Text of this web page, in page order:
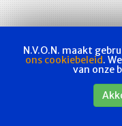
N.V.O.N. maakt
ons cookiebeleid.
van onze